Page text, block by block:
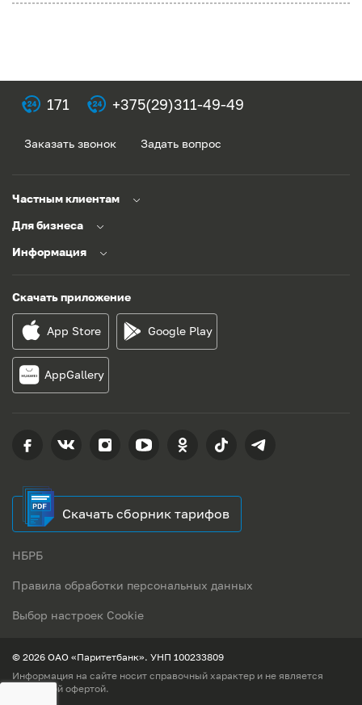
171 +375(29)311-49-49
Заказать звонок Задать вопрос
Частным клиентам
Для бизнеса
Информация
Скачать приложение
App Store Google Play
AppGallery
Скачать сборник тарифов
НБРБ
Правила обработки персональных данных
Выбор настроек Cookie
© 2026 ОАО «Паритетбанк». УНП 100233809
Информация на сайте носит справочный характер и не является
публичной офертой.